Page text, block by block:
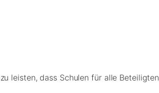
leisten, dass Schulen für alle Beteiligten